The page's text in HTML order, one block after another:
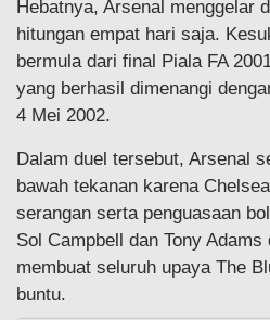
Hebatnya, Arsenal menggelar
hitungan empat hari saja.
bermula dari final Piala FA
yang berhasil dimenangi
4 Mei 2002.
Dalam duel tersebut, Arsenal
bawah tekanan karena
serangan serta penguasaan
Sol Campbell dan Tony
membuat seluruh upaya The
buntu.